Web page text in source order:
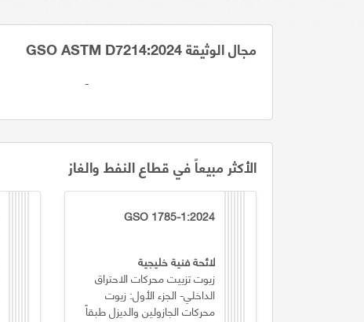
مجال الوثيقة GSO ASTM D7214:2024
-
الأكثر مبيعاً في قطاع النفط والغاز
GSO 1785-1:2024
لائحة فنية خليجية
زيوت تزييت محركات الاحتراق
الداخلي- الجزء الأول: زيوت
محركات الجازولين والديزل طبقاً